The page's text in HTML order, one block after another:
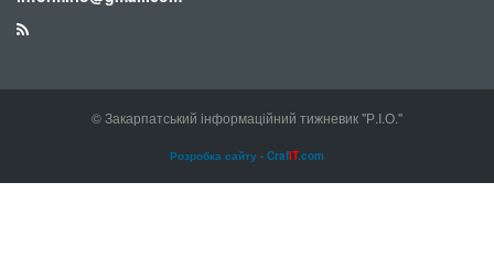
© Закарпатський інформаційний тижневик "Р.І.О."
Розробка сайту - CrafIT.com